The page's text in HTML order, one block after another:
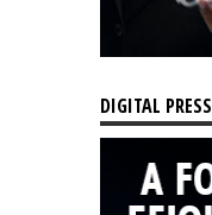
DIGITAL PRESS